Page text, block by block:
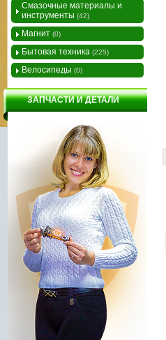
Смазочные материалы и
инструменты (42)
Магнит (0)
Бытовая техника (225)
Велосипеды (0)
ЗАПЧАСТИ И ДЕТАЛИ